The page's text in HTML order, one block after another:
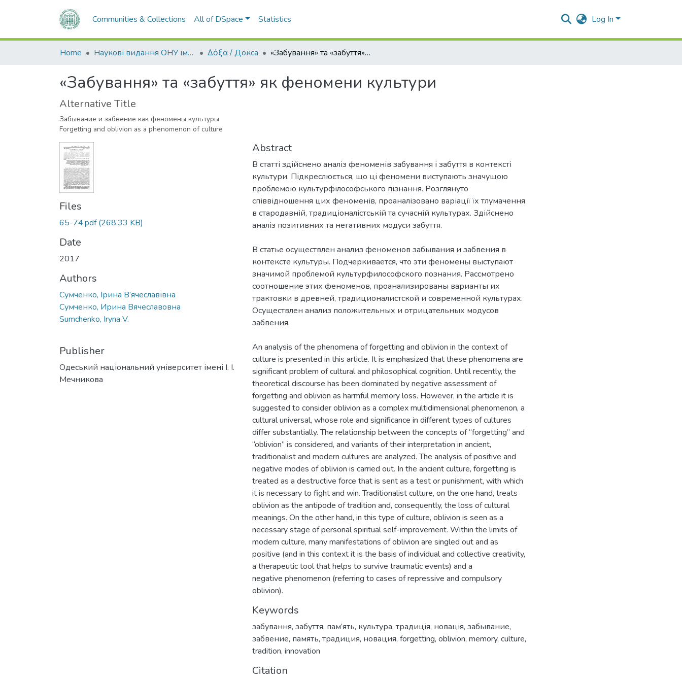
Communities & Collections All of DSpace Statistics Log In
Home Наукові видання ОНУ імені І. І. Мечникова Δόξα / Докса «Забування» та «забуття» як феномени культури
«Забування» та «забуття» як феномени культури
Alternative Title
Забывание и забвение как феномены культуры
Forgetting and oblivion as a phenomenon of culture
Files
65-74.pdf(268.33 KB)
Date
2017
Authors
Сумченко, Ірина В’ячеславівна
Сумченко, Ирина Вячеславовна
Sumchenko, Iryna V.
Publisher
Одеський національний університет імені І. І.
Мечникова
Abstract
В статті здійснено аналіз феноменів забування і забуття в контексті
культури. Підкреслюється, що ці феномени виступають значущою
проблемою культурфілософського пізнання. Розглянуто
співвідношення цих феноменів, проаналізовано варіації їх тлумачення
в стародавній, традиціоналістській та сучасній культурах. Здійснено
В статье осуществлен анализ феноменов забывания и забвения в
контексте культуры. Подчеркивается, что эти феномены выступают
значимой проблемой культурфилософского познания. Рассмотрено
соотношение этих феноменов, проанализированы варианты их
трактовки в древней, традиционалистской и современной культурах.
Осуществлен анализ положительных и отрицательных модусов
An analysis of the phenomena of forgetting and oblivion in the context of
culture is presented in this article. It is emphasized that these phenomena are
significant problem of cultural and philosophical cognition. Until recently, the
theoretical discourse has been dominated by negative assessment of
forgetting and oblivion as harmful memory loss. However, in the article it is
suggested to consider oblivion as a complex multidimensional phenomenon, a
cultural universal, whose role and significance in different types of cultures
differ substantially. The relationship between the concepts of “forgetting” and
“oblivion” is considered, and variants of their interpretation in ancient,
traditionalist and modern cultures are analyzed. The analysis of positive and
negative modes of oblivion is carried out. In the ancient culture, forgetting is
treated as a destructive force that is sent as a test or punishment, with which
it is necessary to fight and win. Traditionalist culture, on the one hand, treats
oblivion as the antipode of tradition and, consequently, the loss of cultural
meanings. On the other hand, in this type of culture, oblivion is seen as a
necessary stage of personal spiritual self-improvement. Within the limits of
modern culture, many manifestations of oblivion are singled out and as
positive (and in this context it is the basis of individual and collective creativity,
a therapeutic tool that helps to survive traumatic events) and a
negative phenomenon (referring to cases of repressive and compulsory
oblivion).
Keywords
забування, забуття, пам’ять, культура, традиція, новація, забывание,
забвение, память, традиция, новация, forgetting, oblivion, memory, culture,
tradition, innovation
Citation